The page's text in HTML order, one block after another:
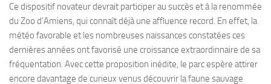
Ce dispositif novateur devrait participer au succès et à la renommée
du Zoo d’Amiens, qui connaît déjà une affluence record. En effet, la
météo favorable et les nombreuses naissances constatées ces
dernières années ont favorisé une croissance extraordinnaire de sa
fréquentation. Avec cette proposition inédite, le parc espère attirer
encore davantage de curieux venus découvrir la faune sauvage